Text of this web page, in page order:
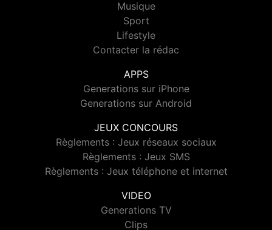
Musique
Sport
Lifestyle
Contacter la rédac
APPS
Generations sur iPhone
Generations sur Android
JEUX CONCOURS
Règlements : Jeux réseaux sociaux
Règlements : Jeux SMS
Règlements : Jeux téléphone et internet
VIDEO
Generations TV
Clips